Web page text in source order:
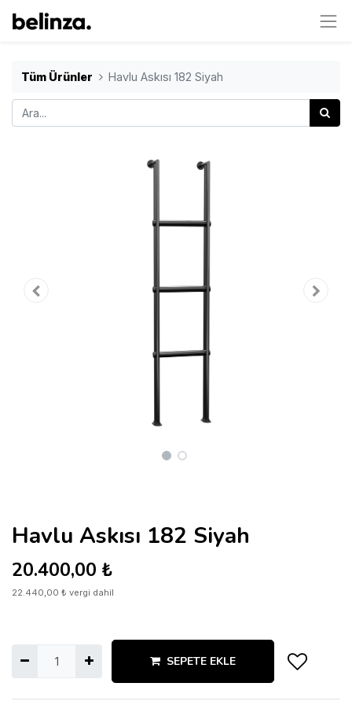
Tüm Ürünler Havlu Askısı 182 Siyah
Havlu Askısı 182 Siyah
20.400,00 ₺
22.440,00 ₺ vergi dahil
SEPETE EKLE